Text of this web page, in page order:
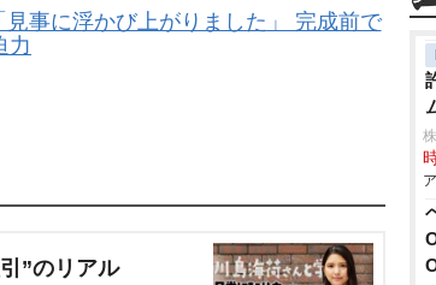
事に浮かび上がりました」 完成前で
力
”のリアル